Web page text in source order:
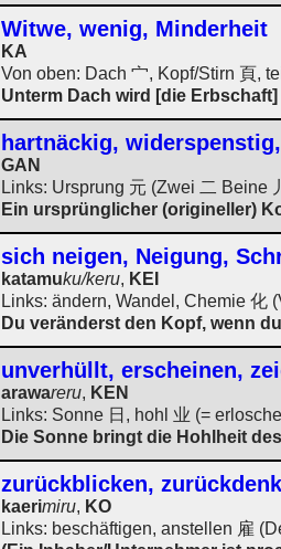
Witwe, wenig, Minderheit
KA
Von oben: Dach 宀, Kopf/Stirn 頁,
Unterm Dach wird [die
hartnäckig,
GAN
Links: Ursprung 元 (Zwei 二 Beine
Ein ursprünglicher (origineller)
sich neigen, Neigung,
katamuku/keru, KEI
Links: ändern, Wandel, Chemie 化
Du veränderst den Kopf, wenn
unverhüllt, erscheinen,
arawareru, KEN
Links: Sonne 日, hohl 业 (=
Die Sonne bringt die Hohlheit
zurückblicken,
kaerimiru, KO
Links: beschäftigen, anstellen 雇